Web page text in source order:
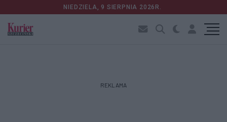
NIEDZIELA, 9 SIERPNIA 2026R.
REKLAMA